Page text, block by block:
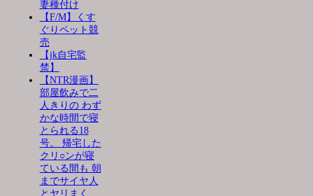
妻種付け
【F/M】くす
ぐりペット競
売
【jk自宅監
禁】
【NTR漫画】
部屋飲みで二
人きりの わず
かな時間で寝
とられる18
号。 帰宅した
クリ○ンが寝
ている間も 朝
までサイヤ人
とヤリまく